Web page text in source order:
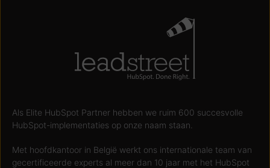
Als Elite HubSpot Partner hebben we ruim 600 succesvolle
HubSpot-implementaties op onze naam staan.
Met hoofdkantoor in België werkt ons internationale team van
gecertificeerde experts al meer dan 10 jaar met het HubSpot